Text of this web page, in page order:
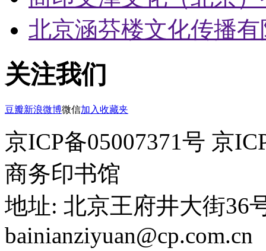
北京涵芬楼文化传播
关注我们
豆瓣新浪微博微信加入收藏夹
京ICP备05007371号 京
商务印书馆
地址: 北京王府井大街36
bainianziyuan@cp.com.cn